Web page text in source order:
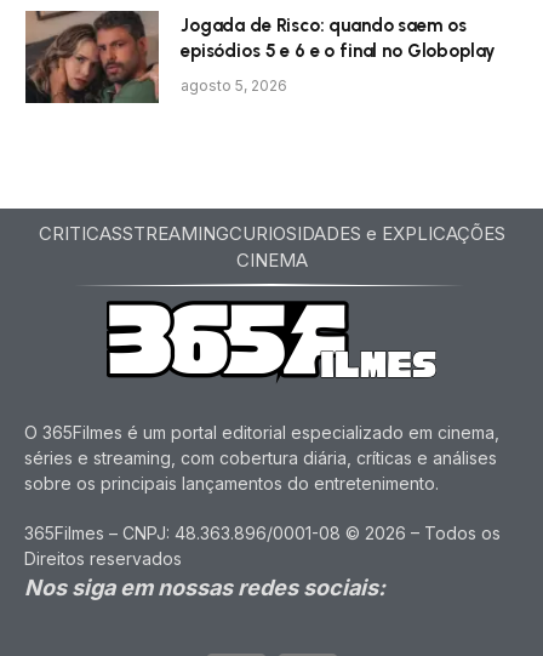
Jogada de Risco: quando saem os
episódios 5 e 6 e o final no Globoplay
agosto 5, 2026
CRITICASSTREAMINGCURIOSIDADES e EXPLICAÇÕES
CINEMA
O 365Filmes é um portal editorial especializado em cinema,
séries e streaming, com cobertura diária, críticas e análises
sobre os principais lançamentos do entretenimento.
365Filmes – CNPJ: 48.363.896/0001-08 © 2026 – Todos os
Direitos reservados
Nos siga em nossas redes sociais: